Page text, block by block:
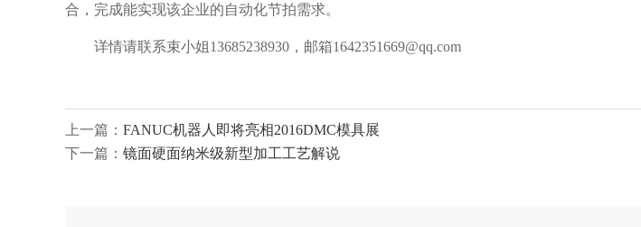
合，完成能实现该企业的自动化节拍需求。
详情请联系束小姐13685238930，邮箱1642351669@qq.com
上一篇： FANUC机器人即将亮相2016DMC模具展
下一篇： 镜面硬面纳米级新型加工工艺解说